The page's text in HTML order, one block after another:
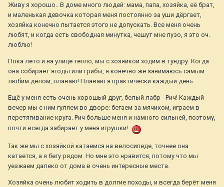
Живу я хорошо.. В доме много людей: мама, папа, хозяйка, её брат,
и маленькая девочка которая меня постоянно за уши дёргает,
хозяйка конечно пытается этого не допускать. Все меня очень
любят, и когда есть свободная минутка, чешут мне пузо, я это оч.
люблю!
Пока лето и на улице тепло, мы с хозяйкой ходим в тундру. Когда
она собирает ягоды или грибы, я конечно же занимаюсь самым
любим делом, плаваю! Плаваю я практически каждый день.
Ещё у меня есть очень хорошый друг, белый лабр - Рич! Каждый
вечер мы с ним гуляем во дворе: бегаем за мячиком, играем в
перетягивание круга. Рич больше меня и намного сильней, поэтому,
почти всегда забирает у меня игрушки!
Так же мы с хозяйкой катаемся на велосипеде, точнее она
катается, а я бегу рядом. Но мне это нравится, потому что мы
уезжаем далеко от дома в очень интересные места.
Хозяйка очень любит ходить в долгие походы, и всегда берёт меня